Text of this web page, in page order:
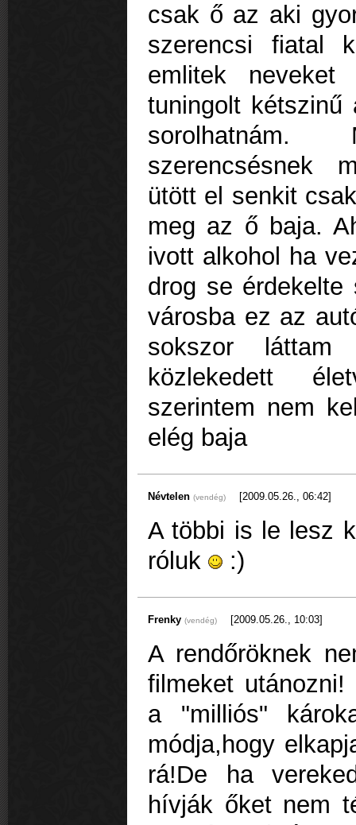
csak ő az aki
szerencsi fiatal
emlitek
tuningolt
szerencsésnek
ütött el senkit
meg az ő baja.
ivott alkohol ha
drog se
városba ez az
sokszor
közlekedett
szerintem nem
elég baja
Névtelen (vendég) [2009.05.26., 06:42]
A többi is le lesz
róluk
:)
Frenky (vendég) [2009.05.26., 10:03]
A rendőröknek
filmeket
a "milliós"
módja,hogy
rá!De ha
hívják őket nem